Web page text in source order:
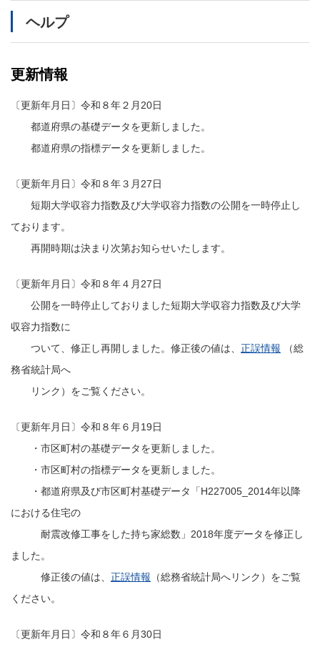
ヘルプ
更新情報
〔更新年月日〕令和８年２月20日
都道府県の基礎データを更新しました。
都道府県の指標データを更新しました。
〔更新年月日〕令和８年３月27日
短期大学収容力指数及び大学収容力指数の公開を一時停止し
ております。
再開時期は決まり次第お知らせいたします。
〔更新年月日〕令和８年４月27日
公開を一時停止しておりました短期大学収容力指数及び大学
収容力指数に
ついて、修正し再開しました。修正後の値は、 正誤情報 （総
務省統計局へ
リンク）をご覧ください。
〔更新年月日〕令和８年６月19日
・市区町村の基礎データを更新しました。
・市区町村の指標データを更新しました。
・都道府県及び市区町村基礎データ「H227005_2014年以降
における住宅の
耐震改修工事をした持ち家総数」2018年度データを修正し
ました。
修正後の値は、 正誤情報 （総務省統計局へリンク）をご覧
ください。
〔更新年月日〕令和８年６月30日